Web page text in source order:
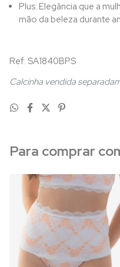
Plus: Elegância que a
mão da beleza durante
Ref: SA1840BPS
Calcinha vendida
Para comprar